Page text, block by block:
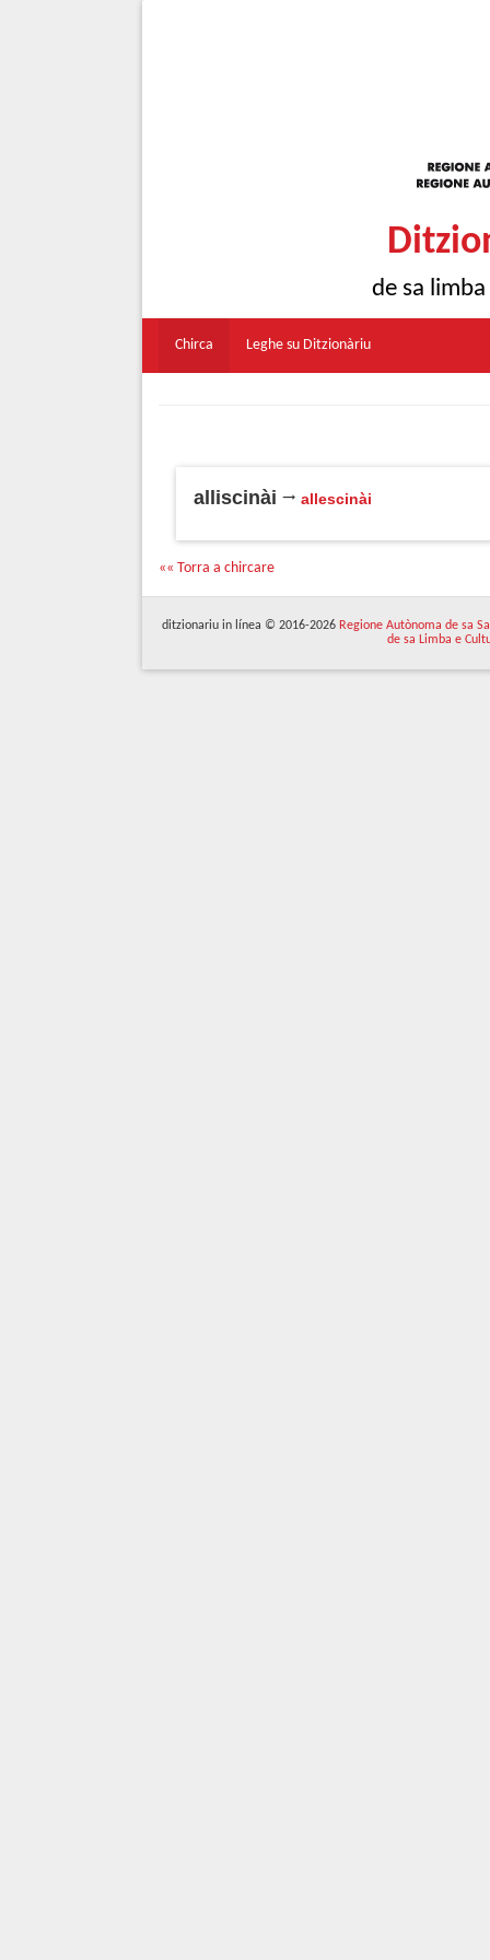
de sa
Chirca Leghe su Ditzionàriu
alliscinài allescinài
«« Torra a chircare
ditzionariu in línea © 2016-2026 Regione Autònoma de sa
de sa Limba e